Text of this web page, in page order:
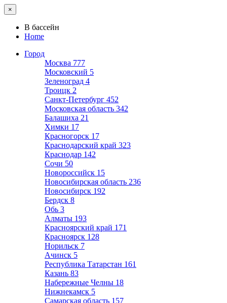
×
В бассейн
Home
Город
Москва 777
Московский 5
Зеленоград 4
Троицк 2
Санкт-Петербург 452
Московская область 342
Балашиха 21
Химки 17
Красногорск 17
Краснодарский край 323
Краснодар 142
Сочи 50
Новороссийск 15
Новосибирская область 236
Новосибирск 192
Бердск 8
Обь 3
Алматы 193
Красноярский край 171
Красноярск 128
Норильск 7
Ачинск 5
Республика Татарстан 161
Казань 83
Набережные Челны 18
Нижнекамск 5
Самарская область 157